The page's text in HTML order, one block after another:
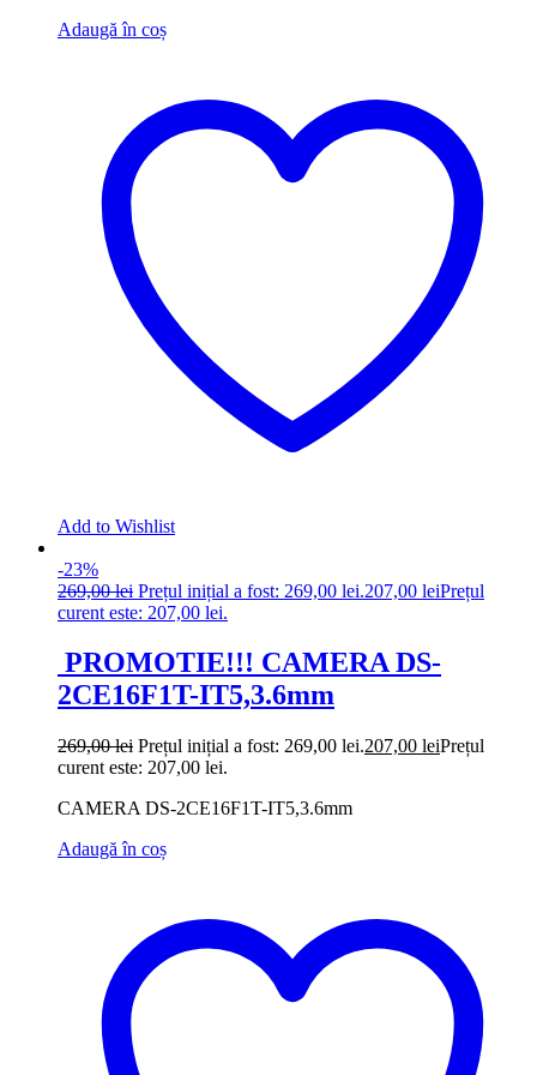
Adaugă în coș
Add to Wishlist
-23%
269,00lei Prețul inițial a fost: 269,00 lei.207,00 leiPrețul
curent este: 207,00 lei.
PROMOTIE!!! CAMERA DS-
2CE16F1T-IT5,3.6mm
269,00lei Prețul inițial a fost: 269,00 lei.207,00 leiPrețul
curent este: 207,00 lei.
CAMERA DS-2CE16F1T-IT5,3.6mm
Adaugă în coș